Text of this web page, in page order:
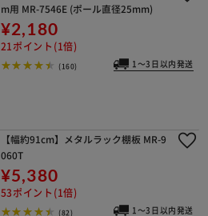
m用 MR-7546E (ポール直径25mm)
¥2,180
21ポイント(1倍)
(160) 1～3日以内発送
【幅約91cm】メタルラック棚板 MR-9
060T
¥5,380
53ポイント(1倍)
(82) 1～3日以内発送